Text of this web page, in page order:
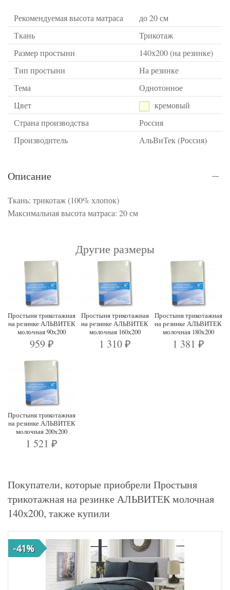
Рекомендуемая высота матраса
до 20 см
Ткань
Трикотаж
Размер простыни
140х200 (на резинке)
Тип простыни
На резинке
Тема
Однотонное
Цвет
кремовый
Страна производства
Россия
Производитель
АльВиТек (Россия)
Описание
Ткань: трикотаж (100% хлопок)
Максимальная высота матраса: 20 см
Другие размеры
Простыня трикотажная
на резинке АЛЬВИТЕК
молочная 90х200
959 ₽
Простыня трикотажная
на резинке АЛЬВИТЕК
молочная 160х200
1 310 ₽
Простыня трикотажная
на резинке АЛЬВИТЕК
молочная 180х200
1 381 ₽
Простыня трикотажная
на резинке АЛЬВИТЕК
молочная 200х200
1 521₽
Покупатели, которые приобрели Простыня
трикотажная на резинке АЛЬВИТЕК молочная
140х200, также купили
-41%